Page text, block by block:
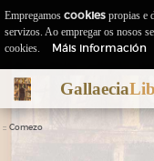
Gallaecia
:: Comezo
Empregamos cookies propias e
servizos. Ao empregar os nosos
cookies.
Máis información